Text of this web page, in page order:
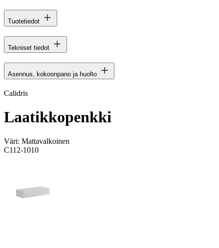
Tuotetiedot
Tekniset tiedot
Asennus, kokoonpano ja huolto
Calidris
Laatikkopenkki
Väri: Mattavalkoinen
C112-1010